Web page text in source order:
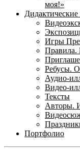
моя!»
Игры
Правила.
Ребусы.
Аудио-
Видео-
Тексты
Авторы.
Портфолио